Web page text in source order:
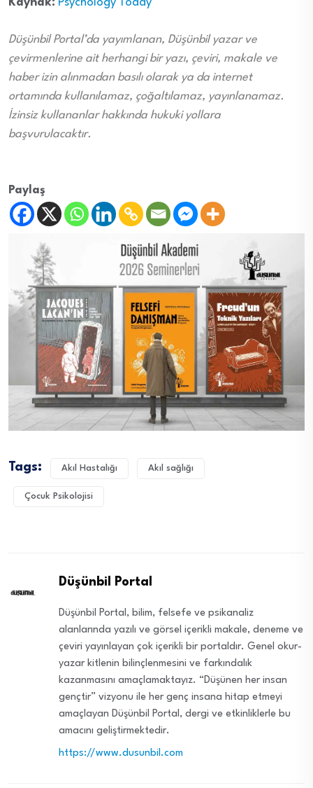
Düşünbil Portal’da yayımlanan, Düşünbil yazar ve
çevirmenlerine ait herhangi bir yazı, çeviri, makale ve
haber izin alınmadan basılı olarak ya da internet
ortamında kullanılamaz, çoğaltılamaz, yayınlanamaz.
İzinsiz kullananlar hakkında hukuki yollara
başvurulacaktır.
Paylaş
Tags: Akıl Hastalığı Akıl sağlığı
Çocuk Psikolojisi
Düşünbil Portal
Düşünbil Portal, bilim, felsefe ve psikanaliz
alanlarında yazılı ve görsel içerikli makale, deneme ve
çeviri yayınlayan çok içerikli bir portaldır. Genel okur-
yazar kitlenin bilinçlenmesini ve farkındalık
kazanmasını amaçlamaktayız. “Düşünen her insan
gençtir” vizyonu ile her genç insana hitap etmeyi
amaçlayan Düşünbil Portal, dergi ve etkinliklerle bu
amacını geliştirmektedir.
https://www.dusunbil.com